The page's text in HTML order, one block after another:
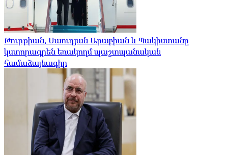
Թուրքիան, Սաուդյան Արաբիան և Պակիստանը
կստորագրեն եռակողմ պաշտպանական
համաձայնագիր